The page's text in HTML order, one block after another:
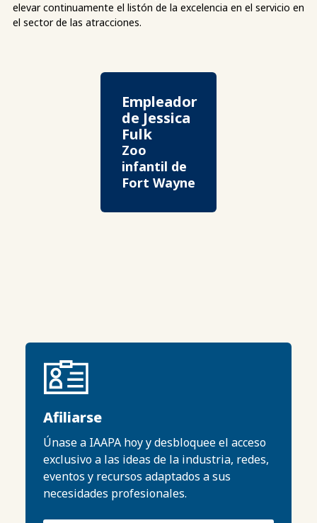
elevar continuamente el listón de la excelencia en el servicio en
el sector de las atracciones.
Empleador
de Jessica
Fulk
Zoo
infantil de
Fort Wayne
Afiliarse
Únase a IAAPA hoy y desbloquee el acceso
exclusivo a las ideas de la industria, redes,
eventos y recursos adaptados a sus
necesidades profesionales.